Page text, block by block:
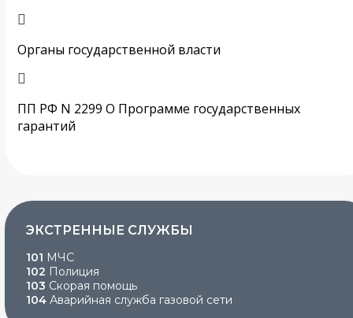
Органы государственной власти
ПП РФ N 2299 О Программе государственных
гарантий
ЭКСТРЕННЫЕ СЛУЖБЫ
101 МЧС
102 Полиция
103 Скорая помощь
104 Аварийная служба газовой сети